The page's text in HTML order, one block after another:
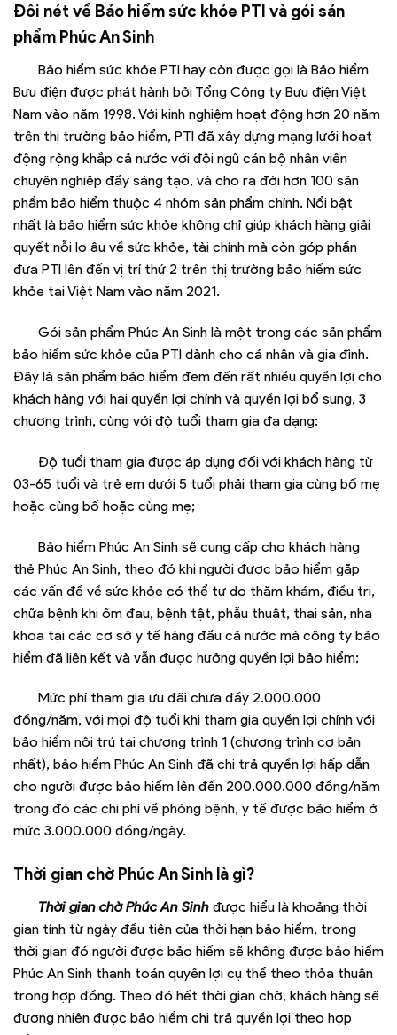
Đôi nét về Bảo hiểm sức khỏe PTI và gói sản
phẩm Phúc An Sinh
Bảo hiểm sức khỏe PTI hay còn được gọi là Bảo hiểm
Bưu điện được phát hành bởi Tổng Công ty Bưu điện Việt
Nam vào năm 1998. Với kinh nghiệm hoạt động hơn 20 năm
trên thị trường bảo hiểm, PTI đã xây dựng mạng lưới hoạt
động rộng khắp cả nước với đội ngũ cán bộ nhân viên
chuyên nghiệp đầy sáng tạo, và cho ra đời hơn 100 sản
phẩm bảo hiểm thuộc 4 nhóm sản phẩm chính. Nổi bật
nhất là bảo hiểm sức khỏe không chỉ giúp khách hàng giải
quyết nỗi lo âu về sức khỏe, tài chính mà còn góp phần
đưa PTI lên đến vị trí thứ 2 trên thị trường bảo hiểm sức
khỏe tại Việt Nam vào năm 2021.
Gói sản phẩm Phúc An Sinh là một trong các sản phẩm
bảo hiểm sức khỏe của PTI dành cho cá nhân và gia đình.
Đây là sản phẩm bảo hiểm đem đến rất nhiều quyền lợi cho
khách hàng với hai quyền lợi chính và quyền lợi bổ sung, 3
chương trình, cùng với độ tuổi tham gia đa dạng:
Độ tuổi tham gia được áp dụng đối với khách hàng từ
03-65 tuổi và trẻ em dưới 5 tuổi phải tham gia cùng bố mẹ
hoặc cùng bố hoặc cùng mẹ;
Bảo hiểm Phúc An Sinh sẽ cung cấp cho khách hàng
thẻ Phúc An Sinh, theo đó khi người được bảo hiểm gặp
các vấn đề về sức khỏe có thể tự do thăm khám, điều trị,
chữa bệnh khi ốm đau, bệnh tật, phẫu thuật, thai sản, nha
khoa tại các cơ sở y tế hàng đầu cả nước mà công ty bảo
hiểm đã liên kết và vẫn được hưởng quyền lợi bảo hiểm;
Mức phí tham gia ưu đãi chưa đầy 2.000.000
đồng/năm, với mọi độ tuổi khi tham gia quyền lợi chính với
bảo hiểm nội trú tại chương trình 1 (chương trình cơ bản
nhất), bảo hiểm Phúc An Sinh đã chi trả quyền lợi hấp dẫn
cho người được bảo hiểm lên đến 200.000.000 đồng/năm
trong đó các chi phí về phòng bệnh, y tế được bảo hiểm ở
mức 3.000.000 đồng/ngày.
Thời gian chờ Phúc An Sinh là gì?
Thời gian chờ Phúc An Sinh được hiểu là khoảng thời
gian tính từ ngày đầu tiên của thời hạn bảo hiểm, trong
thời gian đó người được bảo hiểm sẽ không được bảo hiểm
Phúc An Sinh thanh toán quyền lợi cụ thể theo thỏa thuận
trong hợp đồng. Theo đó hết thời gian chờ, khách hàng sẽ
đương nhiên được bảo hiểm chi trả quyền lợi theo hợp